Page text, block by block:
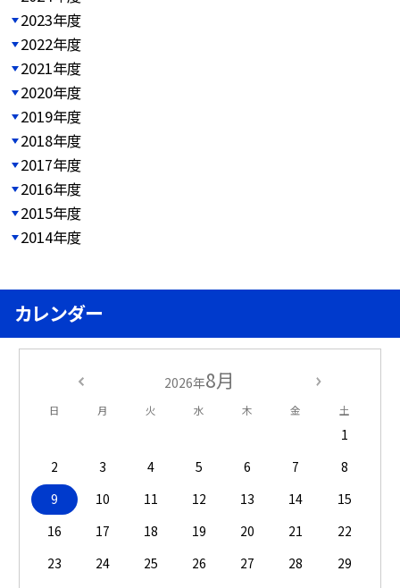
2023年度
2022年度
2021年度
2020年度
2019年度
2018年度
2017年度
2016年度
2015年度
2014年度
カレンダー
2026年8月
日 月 火 水 木 金 土
1
2
3 4 5 6 7
8
9
10 11 12 13 14
15
16
17 18 19 20 21
22
23
24 25 26 27 28
29